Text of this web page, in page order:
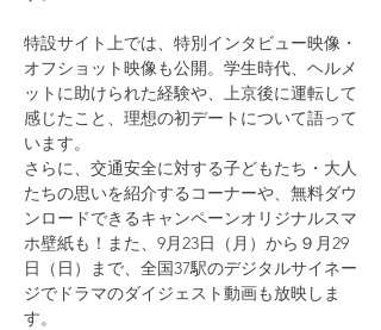
特設サイト上では、特別インタビュー映像・
オフショット映像も公開。学生時代、ヘルメ
ットに助けられた経験や、上京後に運転して
感じたこと、理想の初デートについて語って
います。
さらに、交通安全に対する子どもたち・大人
たちの思いを紹介するコーナーや、無料ダウ
ンロードできるキャンペーンオリジナルスマ
ホ壁紙も！また、9月23日（月）から９月29
日（日）まで、全国37駅のデジタルサイネー
ジでドラマのダイジェスト動画も放映しま
す。